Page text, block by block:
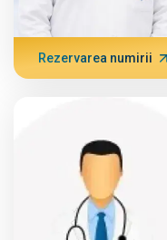
Rezervarea numirii